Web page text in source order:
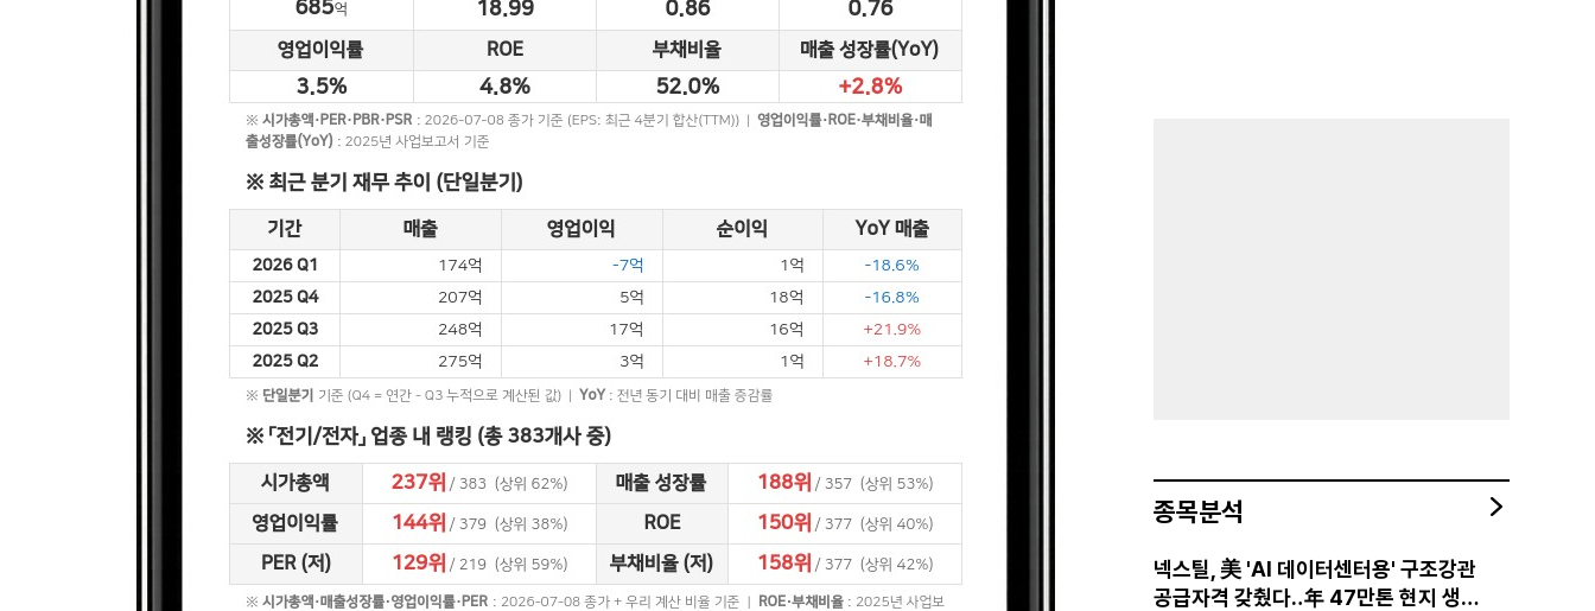
종목분석
넥스틸, 美 'AI 데이터센터용' 구조강관
공급자격 갖췄다‥年 47만톤 현지 생산